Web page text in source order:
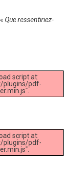
Que ressentiriez-
script at:
plugins/pdf-
script at:
plugins/pdf-